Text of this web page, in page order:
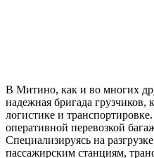
В Митино, как и во многих
надежная бригада
логистике и
оперативной перевозкой
Специализируясь на
пассажирским станциям,